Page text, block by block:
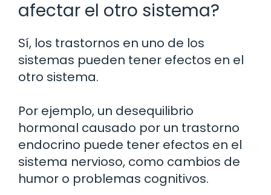
afectar el otro sistema?
Sí, los trastornos en uno de los
sistemas pueden tener efectos en el
otro sistema.
Por ejemplo, un desequilibrio
hormonal causado por un trastorno
endocrino puede tener efectos en el
sistema nervioso, como cambios de
humor o problemas cognitivos.